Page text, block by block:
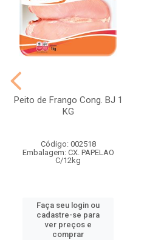
Peito de Frango Cong. BJ 1
KG
Código: 002518
Embalagem: CX. PAPELAO
C/12kg
Faça seu login ou
cadastre-se para
ver preços e
comprar